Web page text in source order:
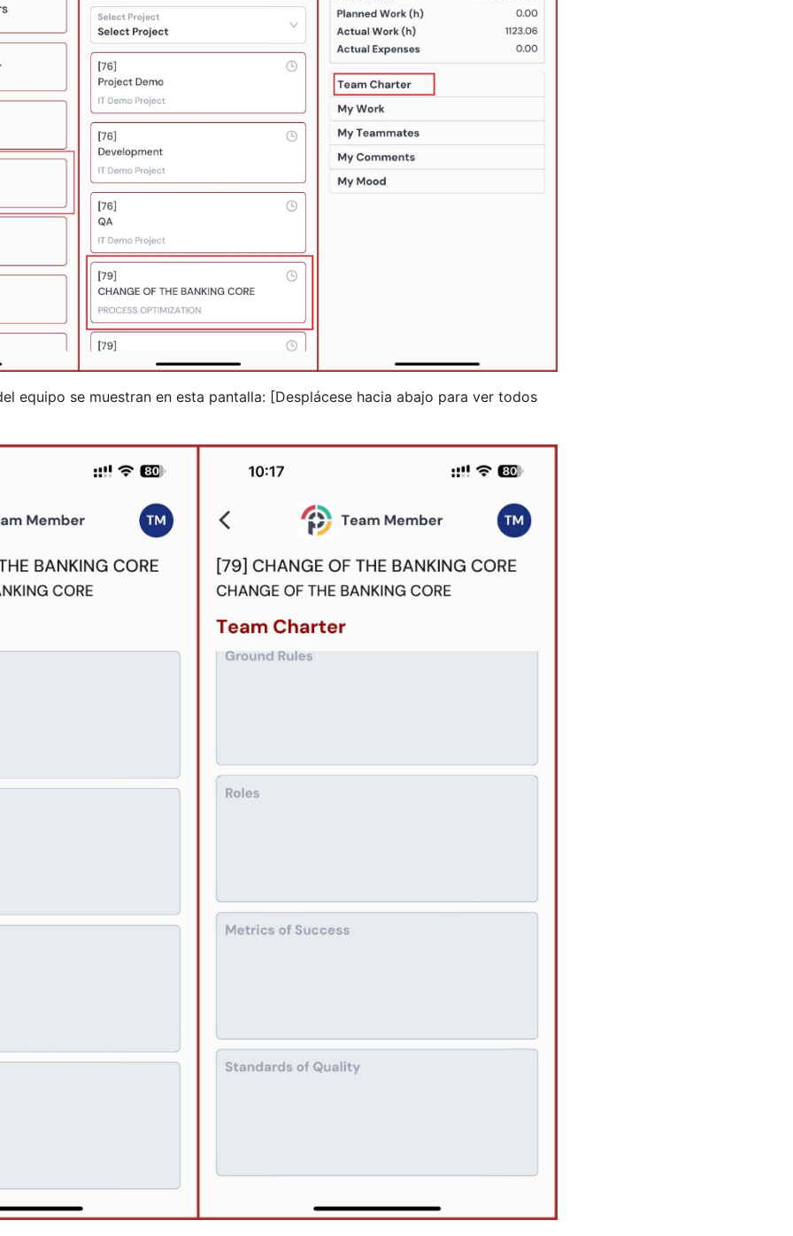
equipo se muestran en esta pantalla: [Desplácese hacia abajo para ver todos